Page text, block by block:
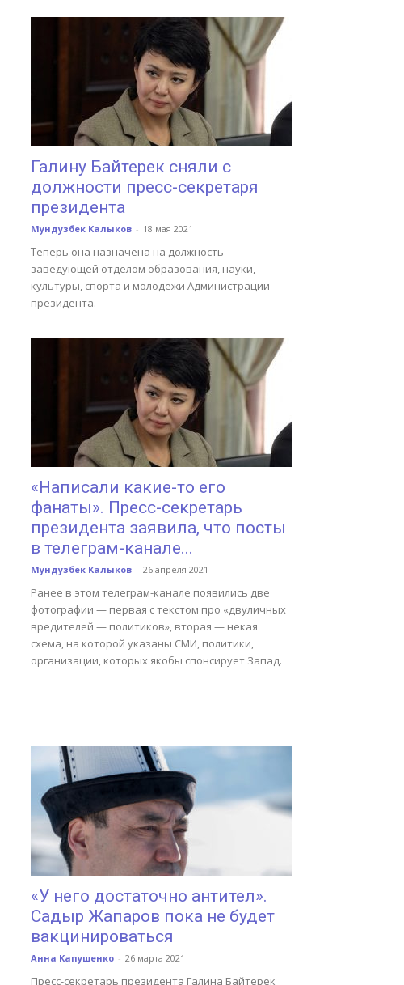
Галину Байтерек сняли с
должности пресс-секретаря
президента
Мундузбек Калыков - 18 мая 2021
Теперь она назначена на должность
заведующей отделом образования, науки,
культуры, спорта и молодежи Администрации
президента.
«Написали какие-то его
фанаты». Пресс-секретарь
президента заявила, что посты
в телеграм-канале...
Мундузбек Калыков - 26 апреля 2021
Ранее в этом телеграм-канале появились две
фотографии — первая с текстом про «двуличных
вредителей — политиков», вторая — некая
схема, на которой указаны СМИ, политики,
организации, которых якобы спонсирует Запад.
«У него достаточно антител».
Садыр Жапаров пока не будет
вакцинироваться
Анна Капушенко - 26 марта 2021
Пресс-секретарь президента Галина Байтерек